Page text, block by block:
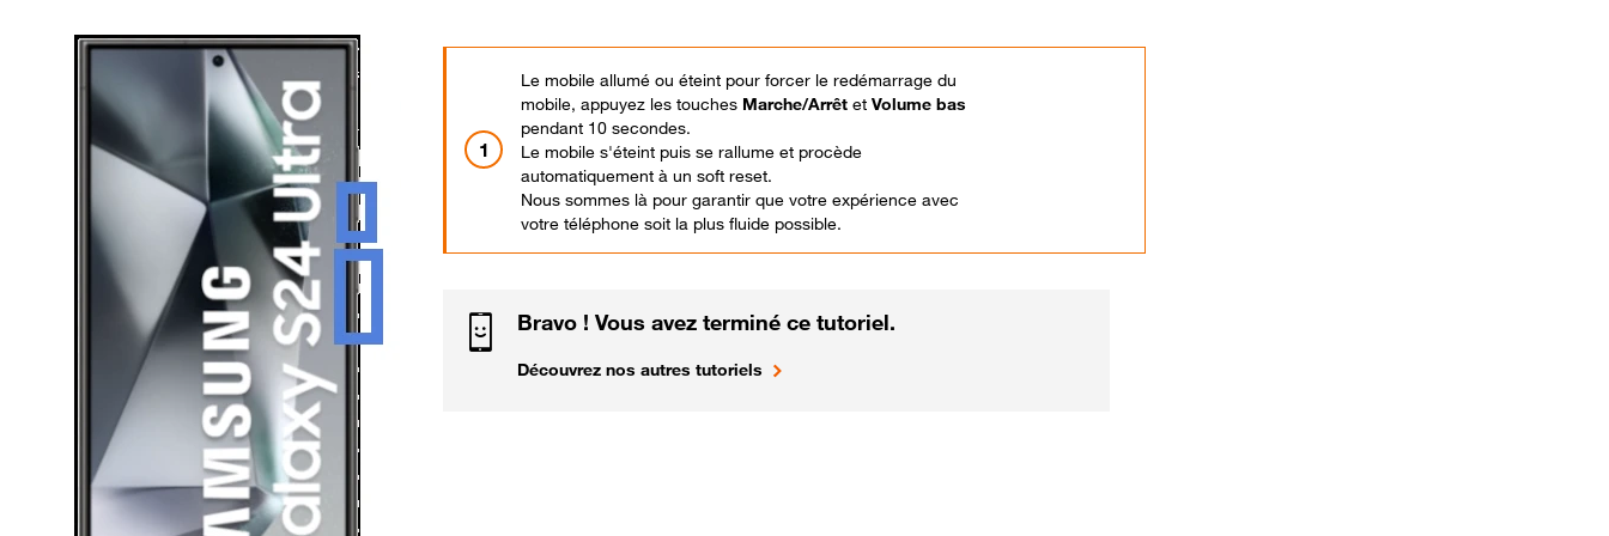
Le mobile allumé ou éteint pour forcer le redémarrage du
mobile, appuyez les touches Marche/Arrêt et Volume bas
pendant 10 secondes.
Le mobile s'éteint puis se rallume et procède
automatiquement à un soft reset.
Nous sommes là pour garantir que votre expérience avec
votre téléphone soit la plus fluide possible.
Bravo ! Vous avez terminé ce tutoriel.
Découvrez nos autres tutoriels